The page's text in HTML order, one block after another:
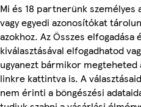
Mi és 18 partnerünk
vagy egyedi azonosítókat
azokhoz. Az Összes
kiválasztásával elfogadhatod
ugyanezt bármikor megteheted
linkre kattintva is. A
nem érinti a böngészési